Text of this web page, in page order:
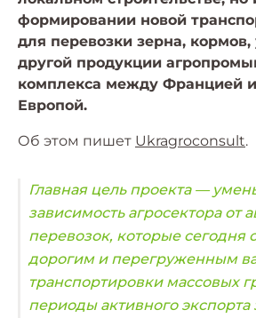
формировании новой
для перевозки зерна,
другой продукции
комплекса между Францией
Европой.
Об этом пишет Ukragroconsult.
Главная цель проекта —
зависимость агросектора от
перевозок, которые сегодня
дорогим и перегруженным
транспортировки массовых
периоды активного экспорта